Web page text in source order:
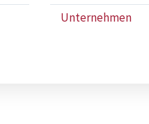
Unternehmen